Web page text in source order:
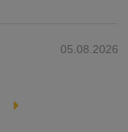
05.08.2026